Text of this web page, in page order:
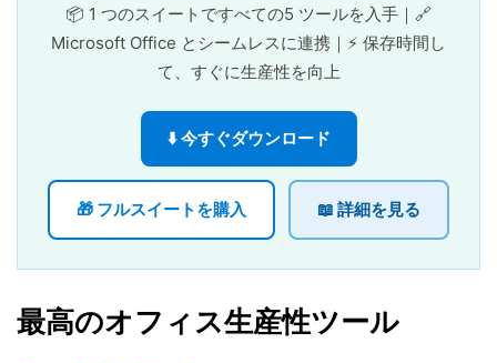
📦 1 つのスイートですべての5 ツールを入手｜🔗
Microsoft Office とシームレスに連携｜⚡ 保存時間し
て、すぐに生産性を向上
⬇️ 今すぐダウンロード
🎁 フルスイートを購入 📖 詳細を見る
最高のオフィス生産性ツール